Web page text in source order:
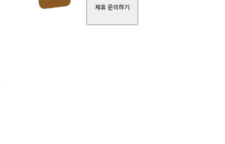
제휴 문의하기